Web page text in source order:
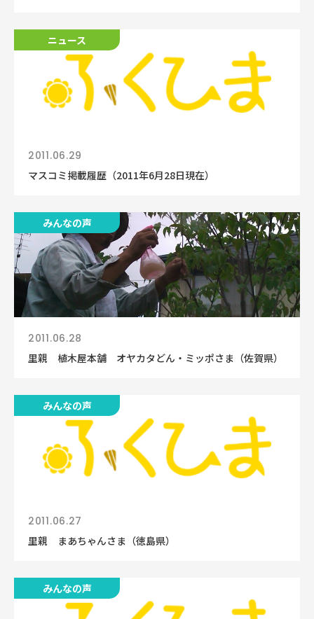
ニュース
2011.06.29
マスコミ掲載履歴（2011年6月28日現在）
みんなの声
2011.06.28
里親 植木屋本舗 オヤカタどん・ミッポさま（佐賀県）
みんなの声
2011.06.27
里親 まあちゃんさま（徳島県）
みんなの声